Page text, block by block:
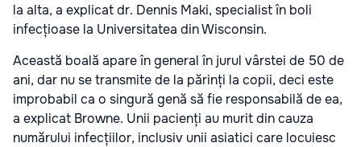
la alta, a explicat dr. Dennis Maki, specialist în boli
infecțioase la Universitatea din Wisconsin.
Această boală apare în general în jurul vârstei de 50 de
ani, dar nu se transmite de la părinți la copii, deci este
improbabil ca o singură genă să fie responsabilă de ea,
a explicat Browne. Unii pacienți au murit din cauza
numărului infecțiilor, inclusiv unii asiatici care locuiesc